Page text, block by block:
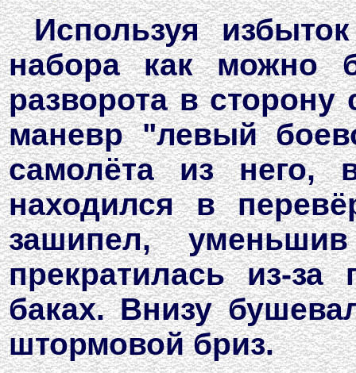
Используя
набора как можно
разворота в
маневр "левый
самолёта из него,
находился в
зашипел,
прекратилась из-
баках. Внизу
штормовой бриз.